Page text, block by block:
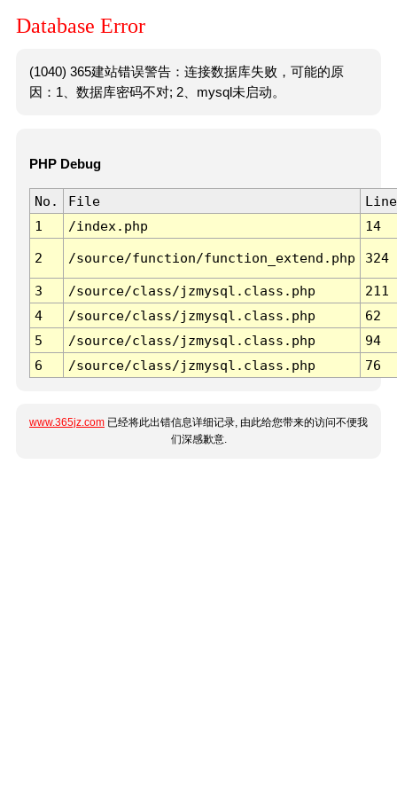
Database Error
(1040) 365建站错误警告：连接数据库失败，可能的原
因：1、数据库密码不对; 2、mysql未启动。
PHP Debug
No. File
Line
1
/index.php 14
2 /source/function/function_extend.php 324
3 /source/class/jzmysql.class.php
211
4
/source/class/jzmysql.class.php
62
5
/source/class/jzmysql.class.php
94
6
/source/class/jzmysql.class.php 76
www.365jz.com 已经将此出错信息详细记录, 由此给您带来的访问不便我
们深感歉意.